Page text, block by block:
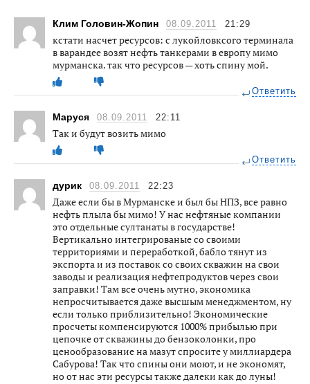
Клим Головин-Жопин 08.09.2011 21:29
кстати насчет ресурсов: с лукойловксого терминала
в варандее возят нефть танкерами в европу мимо
мурманска. так что ресурсов — хоть спину мой.
Ответить
Маруся 08.09.2011 22:11
Так и будут возить мимо
Ответить
дурик 08.09.2011 22:23
Даже если бы в Мурманске и был бы НПЗ, все равно
нефть плыла бы мимо! У нас нефтяные компании
это отдельные султанаты в государстве!
Вертикально интегрированые со своими
территориями и переработкой, бабло тянут из
экспорта и из поставок со своих скважин на свои
заводы и реализация нефтепродуктов через свои
заправки! Там все очень мутно, экономика
непросчитывается даже высшым менеджментом, ну
если только приблизительно! Экономические
просчеты компенсируются 1000% прибылью при
цепочке от скважины до бензоколонки, про
ценообразование на мазут спросите у миллиардера
Сабурова! Так что спины они моют, и не экономят,
но от нас эти ресурсы также далеки как до луны!